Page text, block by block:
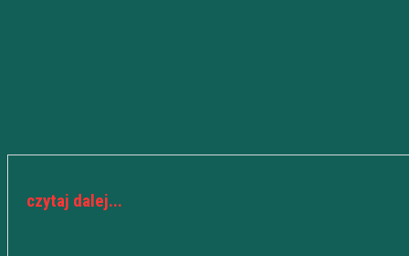
czytaj dalej...